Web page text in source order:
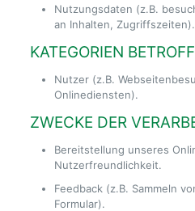
Nutzungsdaten (z.B.
an Inhalten, Zugriffszeiten).
KATEGORIEN
Nutzer (z.B.
Onlinediensten).
ZWECKE DER
Bereitstellung unseres
Nutzerfreundlichkeit.
Feedback (z.B. Sammeln
Formular).